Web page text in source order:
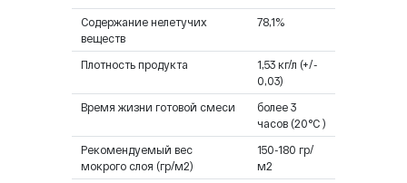
Содержание нелетучих
веществ
78,1%
Плотность продукта
1,53 кг/л (+/-
0,03)
Время жизни готовой смеси
более 3
часов (20°C )
Рекомендуемый вес
мокрого слоя (гр/м2)
150-180 гр/
м2